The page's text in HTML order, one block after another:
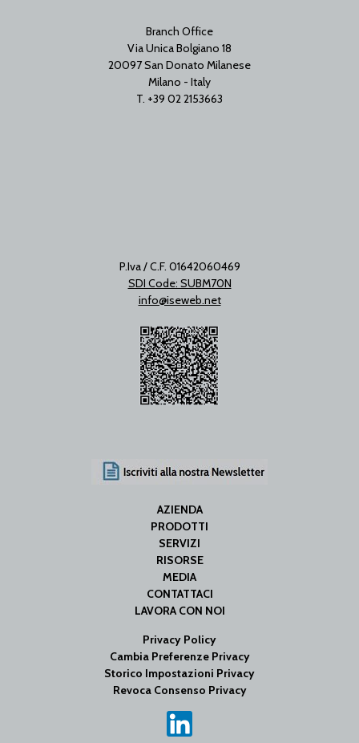
Branch Office
Via Unica Bolgiano 18
20097 San Donato Milanese
Milano - Italy
T. +39 02 2153663
P.Iva / C.F. 01642060469
SDI Code: SUBM70N
info@iseweb.net
AZIENDA
PRODOTTI
SERVIZI
RISORSE
MEDIA
CONTATTACI
LAVORA CON NOI
Privacy Policy
Cambia Preferenze Privacy
Storico Impostazioni Privacy
Revoca Consenso Privacy